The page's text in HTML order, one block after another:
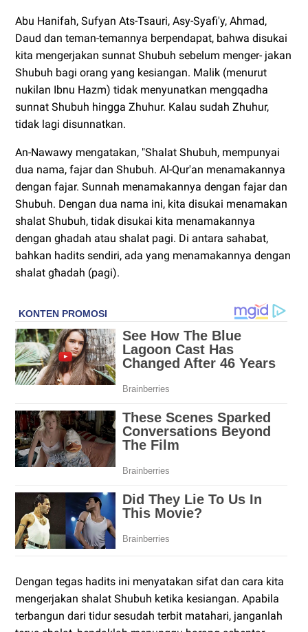
Abu Hanifah, Sufyan Ats-Tsauri, Asy-Syafi'y, Ahmad,
Daud dan teman-temannya berpendapat, bahwa disukai
kita mengerjakan sunnat Shubuh sebelum menger- jakan
Shubuh bagi orang yang kesiangan. Malik (menurut
nukilan Ibnu Hazm) tidak menyunatkan mengqadha
sunnat Shubuh hingga Zhuhur. Kalau sudah Zhuhur,
tidak lagi disunnatkan.
An-Nawawy mengatakan, "Shalat Shubuh, mempunyai
dua nama, fajar dan Shubuh. Al-Qur'an menamakannya
dengan fajar. Sunnah menamakannya dengan fajar dan
Shubuh. Dengan dua nama ini, kita disukai menamakan
shalat Shubuh, tidak disukai kita menamakannya
dengan ghadah atau shalat pagi. Di antara sahabat,
bahkan hadits sendiri, ada yang menamakannya dengan
shalat għadah (pagi).
Dengan tegas hadits ini menyatakan sifat dan cara kita
mengerjakan shalat Shubuh ketika kesiangan. Apabila
terbangun dari tidur sesudah terbit matahari, janganlah